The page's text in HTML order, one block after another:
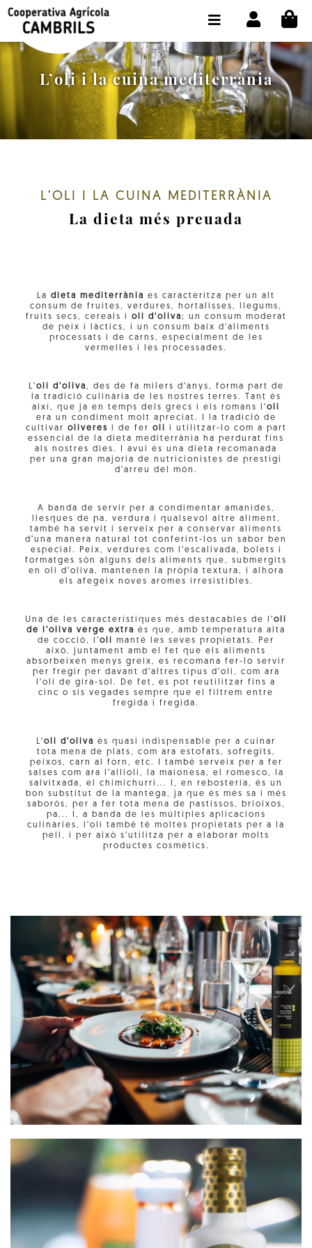
L’oli i la cuina mediterrània
L’OLI I LA CUINA MEDITERRÀNIA
La dieta més preuada
La dieta mediterrània es caracteritza per un alt
consum de fruites, verdures, hortalisses, llegums,
fruits secs, cereals i oli d'oliva; un consum moderat
de peix i làctics, i un consum baix d'aliments
processats i de carns, especialment de les
vermelles i les processades.
L’oli d’oliva, des de fa milers d’anys, forma part de
la tradició culinària de les nostres terres. Tant és
així, que ja en temps dels grecs i els romans l’oli
era un condiment molt apreciat. I la tradició de
cultivar oliveres i de fer oli i utilitzar-lo com a part
essencial de la dieta mediterrània ha perdurat fins
als nostres dies. I avui és una dieta recomanada
per una gran majoria de nutricionistes de prestigi
d’arreu del món.
A banda de servir per a condimentar amanides,
llesques de pa, verdura i qualsevol altre aliment,
també ha servit i serveix per a conservar aliments
d’una manera natural tot conferint-los un sabor ben
especial. Peix, verdures com l’escalivada, bolets i
formatges són alguns dels aliments que, submergits
en oli d’oliva, mantenen la pròpia textura, i alhora
els afegeix noves aromes irresistibles.
Una de les característiques més destacables de l’oli
de l’oliva verge extra és que, amb temperatura alta
de cocció, l’oli manté les seves propietats. Per
això, juntament amb el fet que els aliments
absorbeixen menys greix, es recomana fer-lo servir
per fregir per davant d’altres tipus d’oli, com ara
l’oli de gira-sol. De fet, es pot reutilitzar fins a
cinc o sis vegades sempre que el filtrem entre
fregida i fregida.
L’oli d’oliva és quasi indispensable per a cuinar
tota mena de plats, com ara estofats, sofregits,
peixos, carn al forn, etc. I també serveix per a fer
salses com ara l’allioli, la maionesa, el romesco, la
salvitxada, el chimichurri... I, en rebosteria, és un
bon substitut de la mantega, ja que és més sa i més
saborós, per a fer tota mena de pastissos, brioixos,
pa... I, a banda de les múltiples aplicacions
culinàries, l’oli també té moltes propietats per a la
pell, i per això s’utilitza per a elaborar molts
productes cosmètics.
BOTIGA COMPRA ONLINE
LA COOPERATIVA
OLEOTOUR
PRODUCTES
CONTACTE